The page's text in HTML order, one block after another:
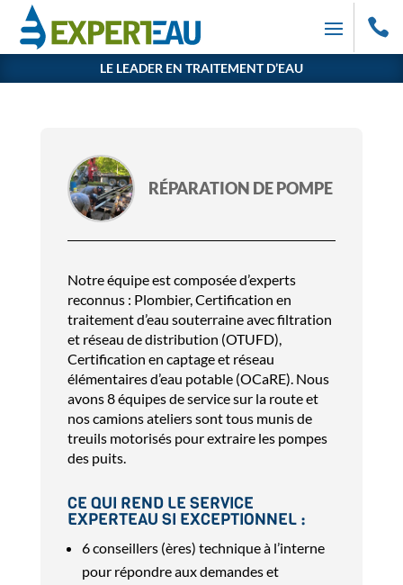

LE LEADER EN TRAITEMENT D’EAU
RÉPARATION DE POMPE
Notre équipe est composée d’experts
reconnus : Plombier, Certification en
traitement d’eau souterraine avec filtration
et réseau de distribution (OTUFD),
Certification en captage et réseau
élémentaires d’eau potable (OCaRE). Nous
avons 8 équipes de service sur la route et
nos camions ateliers sont tous munis de
treuils motorisés pour extraire les pompes
des puits.
CE QUI REND LE SERVICE
EXPERTEAU SI EXCEPTIONNEL :
6 conseillers (ères) technique à l’interne
pour répondre aux demandes et